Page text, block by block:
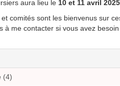
aura lieu le 10 et 11 avril 2025
comités sont les bienvenus sur
à me contacter si vous avez
(4)